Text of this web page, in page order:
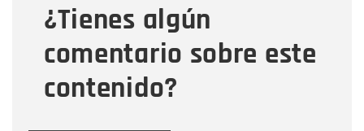
¿Tienes algún
comentario sobre este
contenido?
Mensaje